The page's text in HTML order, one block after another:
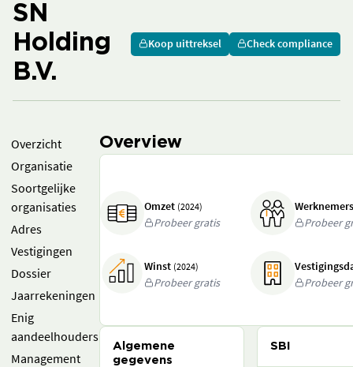
SN
Holding
B.V.
Koop uittreksel Check compliance
Overzicht
Organisatie
Soortgelijke
organisaties
Adres
Vestigingen
Dossier
Jaarrekeningen
Enig
aandeelhouders
Management
Overview
Omzet (2024)
Probeer gratis
Probeer
Winst (2024)
Probeer gratis
Probeer
Algemene
gegevens
SBI